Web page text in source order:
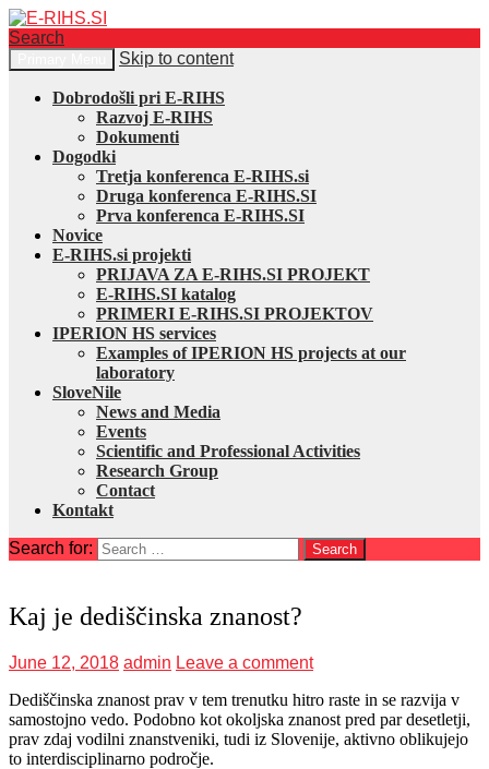
E-RIHS.SI
Search
Skip to content
Dobrodošli pri E-RIHS
Razvoj E-RIHS
Dokumenti
Dogodki
Tretja konferenca E-RIHS.si
Druga konferenca E-RIHS.SI
Prva konferenca E-RIHS.SI
Novice
E-RIHS.si projekti
PRIJAVA ZA E-RIHS.SI PROJEKT
E-RIHS.SI katalog
PRIMERI E-RIHS.SI PROJEKTOV
IPERION HS services
Examples of IPERION HS projects at our
laboratory
SloveNile
News and Media
Events
Scientific and Professional Activities
Research Group
Contact
Kontakt
Search for:
Kaj je dediščinska znanost?
June 12, 2018 admin Leave a comment
Dediščinska znanost prav v tem trenutku hitro raste in se razvija v
samostojno vedo. Podobno kot okoljska znanost pred par desetletji,
prav zdaj vodilni znanstveniki, tudi iz Slovenije, aktivno oblikujejo
to interdisciplinarno področje.